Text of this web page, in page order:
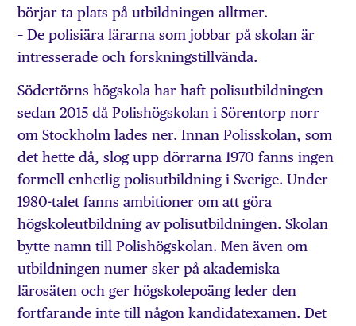
börjar ta plats på utbildningen alltmer.
– De polisiära lärarna som jobbar på skolan är
intresserade och forskningstillvända.
Södertörns högskola har haft polisutbildningen
sedan 2015 då Polishögskolan i Sörentorp norr
om Stockholm lades ner. Innan Polisskolan, som
det hette då, slog upp dörrarna 1970 fanns ingen
formell enhetlig polisutbildning i Sverige. Under
1980-talet fanns ambitioner om att göra
högskoleutbildning av polisutbildningen. Skolan
bytte namn till Polishögskolan. Men även om
utbildningen numer sker på akademiska
lärosäten och ger högskolepoäng leder den
fortfarande inte till någon kandidatexamen. Det